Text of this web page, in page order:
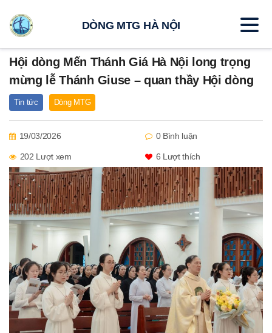
Hội dòng Mến Thánh Giá Hà Nội long trọng
mừng lễ Thánh Giuse – quan thầy Hội dòng
Tin tức Dòng MTG
19/03/2026 0 Bình luận
202 Lượt xem 6 Lượt thích
DÒNG MTG HÀ NỘI